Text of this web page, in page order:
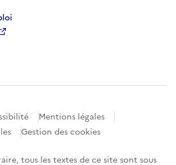
Mentions légales
Gestion des cookies
tous les textes de ce site sont sous